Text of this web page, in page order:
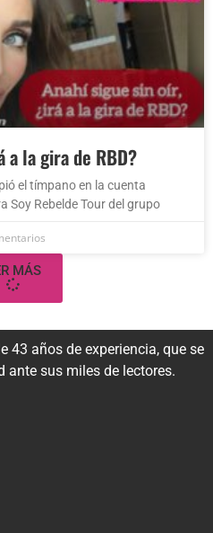
la gira de RBD?
el tímpano en la cuenta
Soy Rebelde Tour del grupo
MÁS
43 años de experiencia, que se
ante sus miles de lectores.